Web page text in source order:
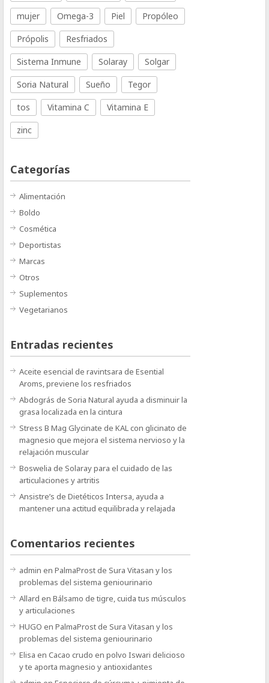
mujer
Omega-3 Piel
Propóleo
Própolis
Resfriados
Sistema Inmune
Solaray
Solgar
Soria Natural
Sueño
Tegor
tos
Vitamina C
Vitamina E
zinc
Categorías
Alimentación
Boldo
Cosmética
Deportistas
Marcas
Otros
Suplementos
Vegetarianos
Entradas recientes
Aceite esencial de ravintsara de Esential
Aroms, previene los resfriados
Abdográs de Soria Natural ayuda a disminuir la
grasa localizada en la cintura
Stress B Mag Glycinate de KAL con glicinato de
magnesio que mejora el sistema nervioso y la
relajación muscular
Boswelia de Solaray para el cuidado de las
articulaciones y artritis
Ansistre’s de Dietéticos Intersa, ayuda a
mantener una actitud equilibrada y relajada
Comentarios recientes
admin en PalmaProst de Sura Vitasan y los
problemas del sistema geniourinario
Allard en Bálsamo de tigre, cuida tus músculos
y articulaciones
HUGO en PalmaProst de Sura Vitasan y los
problemas del sistema geniourinario
Elisa en Cacao crudo en polvo Iswari delicioso
y te aporta magnesio y antioxidantes